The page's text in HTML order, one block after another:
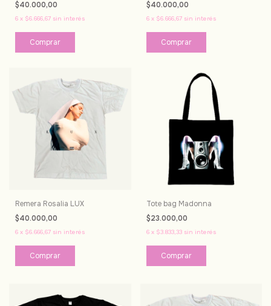
$40.000,00
6 x $6.666,67 sin interés
Comprar
$40.000,00
6 x $6.666,67 sin interés
Comprar
Remera Rosalia LUX
$40.000,00
6 x $6.666,67 sin interés
Comprar
Tote bag Madonna
$23.000,00
6 x $3.833,33 sin interés